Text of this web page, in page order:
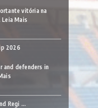
vitória na
Leia Mais
2026
and defenders in
Regi …